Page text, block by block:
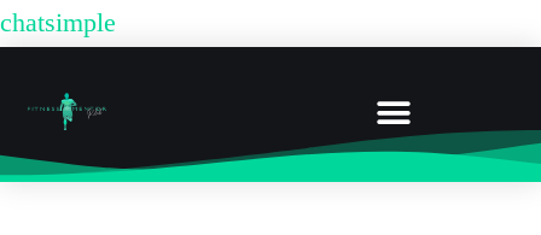
chatsimple